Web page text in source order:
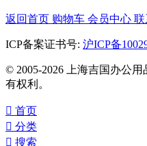
返回首页 购物车 会员中心 联
ICP备案证书号: 沪ICP备
© 2005-2026 上海吉国办公
有权利。
 首页
 分类
 搜索